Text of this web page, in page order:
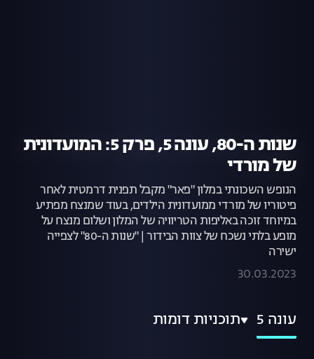
שנות ה-80, עונה 5, פרק 5: המועדונית
של מורדי
הנופש השכונתי במלון "פאר" מקבל תפנית דרמטית לאחר
פיטוריו של מורדי ממועדונית הילדים, בעוד שמנצח מפתיע
במיוחד זוכה באליפות הטריוויה של המלון ושלום מנצח על
מופע בלתי נשכח של צוות הבידור | "שנות ה-80" לצפייה
ישירה
30.03.2023
עונה 5 תוכניות דומות